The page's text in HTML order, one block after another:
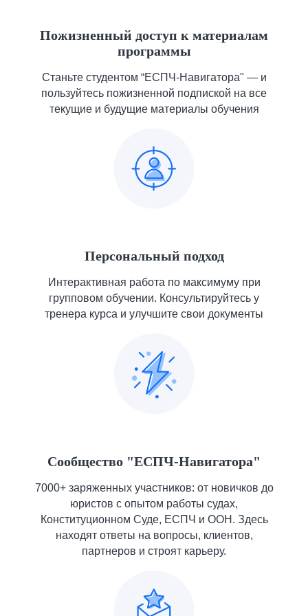
Пожизненный доступ к материалам
программы
Станьте студентом “ЕСПЧ-Навигатора" — и
пользуйтесь пожизненной подпиской на все
текущие и будущие материалы обучения
Персональный подход
Интерактивная работа по максимуму при
групповом обучении. Консультируйтесь у
тренера курса и улучшите свои документы
Сообщество "ЕСПЧ-Навигатора"
7000+ заряженных участников: от новичков до
юристов с опытом работы судах,
Конституционном Суде, ЕСПЧ и ООН. Здесь
находят ответы на вопросы, клиентов,
партнеров и строят карьеру.